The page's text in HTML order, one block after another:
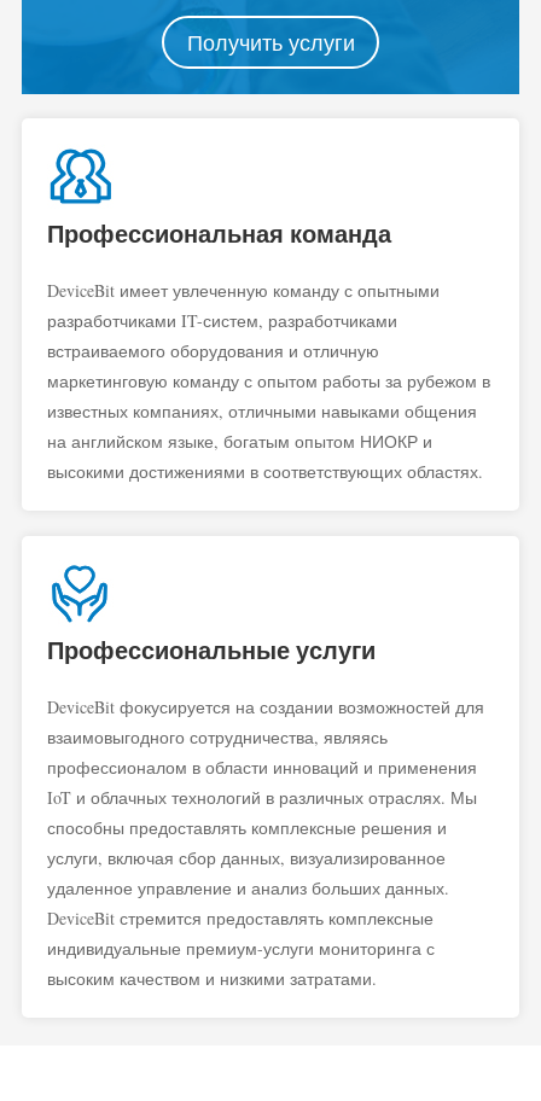
Получить услуги
Профессиональная команда
DeviceBit имеет увлеченную команду с опытными
разработчиками IT-систем, разработчиками
встраиваемого оборудования и отличную
маркетинговую команду с опытом работы за рубежом в
известных компаниях, отличными навыками общения
на английском языке, богатым опытом НИОКР и
высокими достижениями в соответствующих областях.
Профессиональные услуги
DeviceBit фокусируется на создании возможностей для
взаимовыгодного сотрудничества, являясь
профессионалом в области инноваций и применения
IoT и облачных технологий в различных отраслях. Мы
способны предоставлять комплексные решения и
услуги, включая сбор данных, визуализированное
удаленное управление и анализ больших данных.
DeviceBit стремится предоставлять комплексные
индивидуальные премиум-услуги мониторинга с
высоким качеством и низкими затратами.